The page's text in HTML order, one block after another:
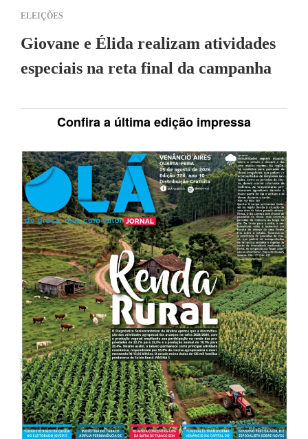
ELEIÇÕES
Giovane e Élida realizam atividades
especiais na reta final da campanha
Confira a última edição impressa